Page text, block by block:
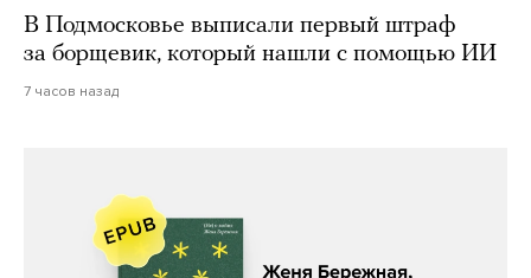
В Подмосковье выписали первый штраф
за борщевик, который нашли с помощью ИИ
7 часов назад